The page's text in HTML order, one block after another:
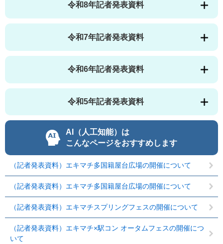
令和8年記者発表資料
令和7年記者発表資料
令和6年記者発表資料
令和5年記者発表資料
AI（人工知能）は
こんなページをおすすめします
（記者発表資料）エキマチ多国籍屋台広場の開催について
（記者発表資料）エキマチ多国籍屋台広場の開催について
（記者発表資料）エキマチスプリングフェスの開催について
（記者発表資料）エキマチ×駅コン オータムフェスの開催につ
いて